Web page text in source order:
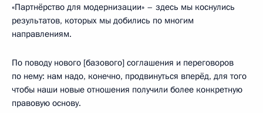
«Партнёрство для модернизации» – здесь мы коснулись
результатов, которых мы добились по многим
направлениям.
По поводу нового [базового] соглашения и переговоров
по нему: нам надо, конечно, продвинуться вперёд, для того
чтобы наши новые отношения получили более конкретную
правовую основу.